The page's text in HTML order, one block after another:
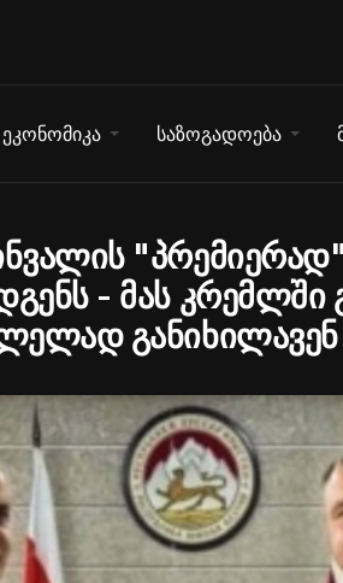
ეკონომიკა საზოგადოება
- მას კრემლში
განიხილავენ